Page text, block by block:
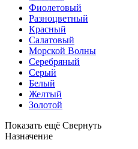
Фиолетовый
Разноцветный
Красный
Салатовый
Морской Волны
Серебряный
Серый
Белый
Желтый
Золотой
Показать ещё Свернуть
Назначение